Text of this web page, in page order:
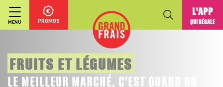
MENU PROMOS
L'APP
QUI RÉGALE
FRUITS ET LÉGUMES
LE MEILLEUR MARCHÉ, C'EST QUAND ON